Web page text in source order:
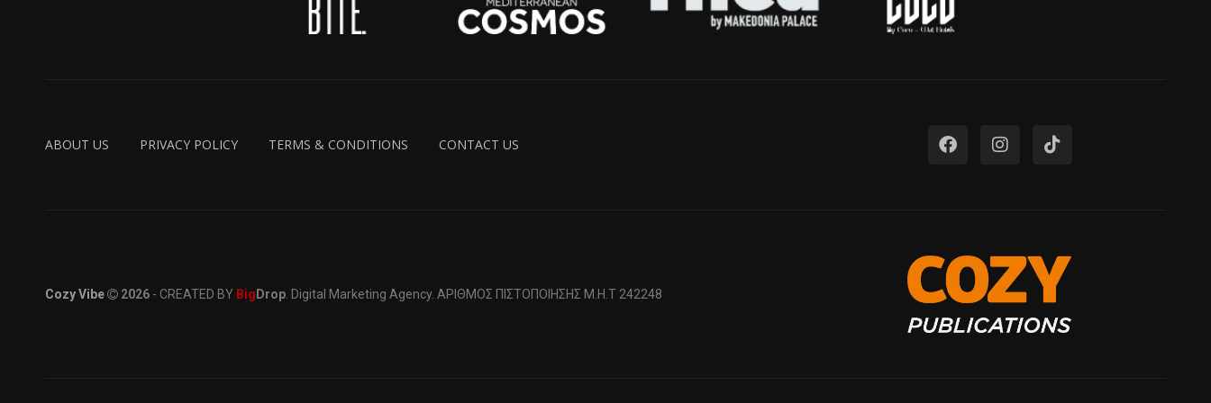
ABOUT US PRIVACY POLICY TERMS & CONDITIONS CONTACT US
Cozy Vibe 2026 - CREATED BY Big Drop . Digital Marketing Agency. ΑΡΙΘΜΟΣ ΠΙΣΤΟΠΟΙΗΣΗΣ Μ.Η.Τ 242248